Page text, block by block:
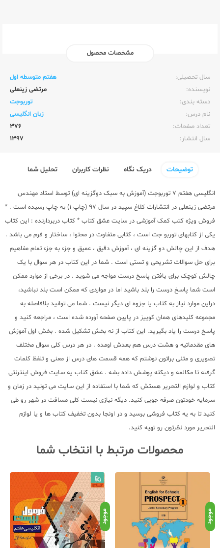
مشخصات محصول
سال تحصیلی:‌
هفتم متوسطه اول
نویسنده:‌
مرتضی زینعلی
دسته بندی:
توربوجت
نام درس:
زبان انگلیسی
تعداد صفحات:‌
376
سال انتشار:‌
1397
توضیحات دریک نگاه نظرات کاربران تحلیل شما
انگلیسی هفتم 7 توربوجت (آموزش به سبک دوگزینه ای) توسط استاد مهندس
مرتضی زینعلی در انتشارات کلاغ سپید در سال 97 (چاپ 1) به چاپ رسیده است . *
فروش ویژه کتب کمک آموزشی در سایت عشق کتاب * کتاب دربردارنده : این کتاب
یکی از کتابهای توربو جت است ، کتابی متفاوت در محتوا ، ساختار و فرم می باشد .
هدف از این چالش دو گزینه ای ، آموزش دقیق ، عمیق و جزء به جزء تمام مفاهیم
برای حل سوالات تشریحی و تستی است . شما در این کتاب در هر سوال با یک
چالش کوچک برای یافتن پاسخ درست مواجه می شوید . در برخی از موارد ممکن
است شما پاسخ درست را بلد باشید اما در مواردی که ممکن است بلد نباشید،
دراین موارد نیاز به کتاب یا جزوه ای دیگر نیست . شما می توانید بلافاصله به
مجموعه کلیدهای همان کوییز در پایین صفحه آورده شده است ، مراجعه کنید و
پاسخ درست را یاد بگیرید. این کتاب از نه بخش تشکیل شده . بخش اول آموزش
های مقدماتیه و هشت درس هم بعدش اومده . در هر درس کلی سوال مختلف
تصویری و متنی براتون نوشتم که همه قسمت های درس از معنی و تلفظ کلمات
گرفته تا مکالمه و دیکته پوشش داده بشه . عشق کتاب یه سایت فروش اینترنتی
کتاب و لوازم التحریر هستش که شما با استفاده از این سایت می تونید در زمان و
سرمایه خودتون صرفه جویی کنید. دیگه نیازی نیست کلی مسافت در شهر رو طی
کنید تا به یه کتاب فروشی برسید و در اونجا بدون تخفیف کتاب ها و یا لوازم
التحریر مورد نظرتون رو تهیه کنید.
محصولات مرتبط با انتخاب شما
موجود موجود